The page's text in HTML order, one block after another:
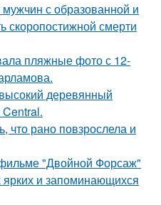
с образованной и
скоропостижной смерти
пляжные фото с 12-
деревянный
что рано повзрослела и
"Двойной Форсаж"
и запоминающихся